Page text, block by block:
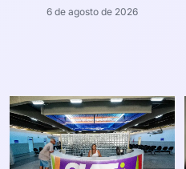
6 de agosto de 2026